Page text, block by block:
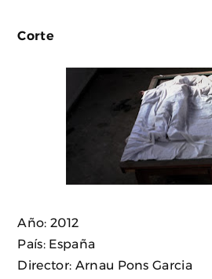
Corte
Año: 2012
País: España
Director: Arnau Pons Garcia